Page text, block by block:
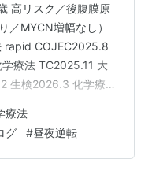
高リスク／後腹膜原
／MYCN増幅なし）
rapid COJEC2025.8
療法 TC2025.11 大
生検2026.3 化学療法
ール Day-12 チオテ
メルファラン（アル
ラン（アルケラン）
療法
グ #昼夜逆転